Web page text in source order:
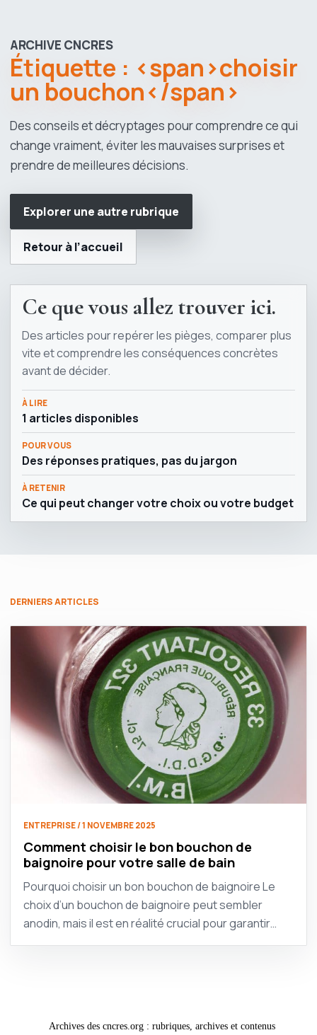
ARCHIVE CNCRES
Étiquette : <span>choisir
un bouchon</span>
Des conseils et décryptages pour comprendre ce qui
change vraiment, éviter les mauvaises surprises et
prendre de meilleures décisions.
Explorer une autre rubrique
Retour à l’accueil
Ce que vous allez trouver ici.
Des articles pour repérer les pièges, comparer plus
vite et comprendre les conséquences concrètes
avant de décider.
À LIRE
1 articles disponibles
POUR VOUS
Des réponses pratiques, pas du jargon
À RETENIR
Ce qui peut changer votre choix ou votre budget
DERNIERS ARTICLES
ENTREPRISE / 1 NOVEMBRE 2025
Comment choisir le bon bouchon de
baignoire pour votre salle de bain
Pourquoi choisir un bon bouchon de baignoire Le
choix d’un bouchon de baignoire peut sembler
anodin, mais il est en réalité crucial pour garantir…
Archives des cncres.org : rubriques, archives et contenus